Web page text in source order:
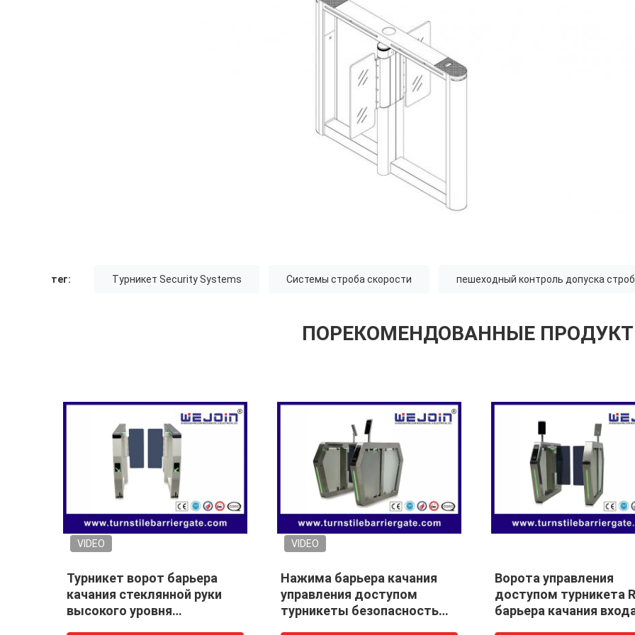
тег: Турникет Security Systems Системы строба скорости пешеходный контроль допуска
ПОРЕКОМЕНДОВАННЫЕ
Ворота барьера качания
ворот скорости турникета
управления доступом
Ультракрасный анти-
турникет ворот скорости
щипка отбрасывает барьер
Турникет барьера
управления доступом
автоматический с